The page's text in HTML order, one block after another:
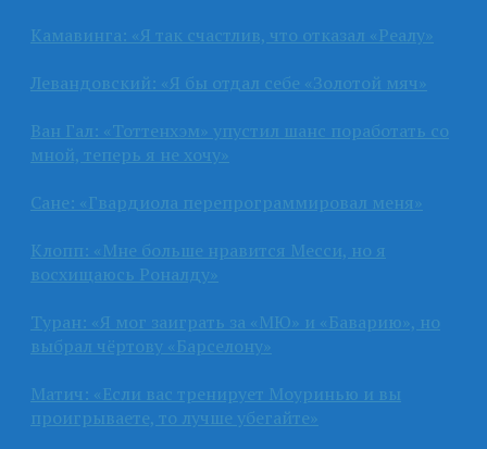
Камавинга: «Я так счастлив, что отказал «Реалу»
Левандовский: «Я бы отдал себе «Золотой мяч»
Ван Гал: «Тоттенхэм» упустил шанс поработать со
мной, теперь я не хочу»
Сане: «Гвардиола перепрограммировал меня»
Клопп: «Мне больше нравится Месси, но я
восхищаюсь Роналду»
Туран: «Я мог заиграть за «МЮ» и «Баварию», но
выбрал чёртову «Барселону»
Матич: «Если вас тренирует Моуринью и вы
проигрываете, то лучше убегайте»